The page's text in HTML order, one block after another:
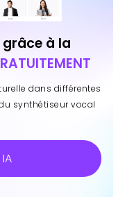
grâce à la
dans différentes
synthétiseur vocal